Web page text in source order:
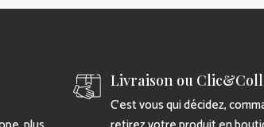
Livraison ou
C’est vous qui décidez,